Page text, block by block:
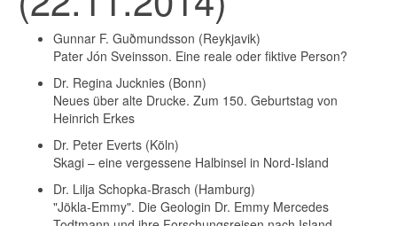
Gunnar F. Guðmundsson (Reykjavik)
Pater Jón Sveinsson. Eine reale oder fiktive Person?
Dr. Regina Jucknies (Bonn)
Neues über alte Drucke. Zum 150. Geburtstag von
Heinrich Erkes
Dr. Peter Everts (Köln)
Skagi – eine vergessene Halbinsel in Nord-Island
Dr. Lilja Schopka-Brasch (Hamburg)
"Jökla-Emmy". Die Geologin Dr. Emmy Mercedes